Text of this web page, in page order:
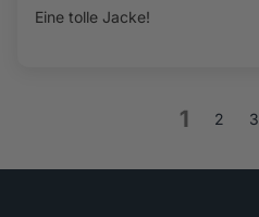
Eine tolle Jacke!
1 2 3